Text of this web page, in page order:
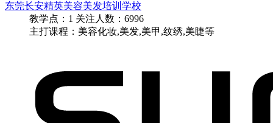
东莞长安精英美容美发培训学校
教学点： 1 关注人数： 6996
主打课程：美容化妆,美发,美甲,纹绣,美睫等